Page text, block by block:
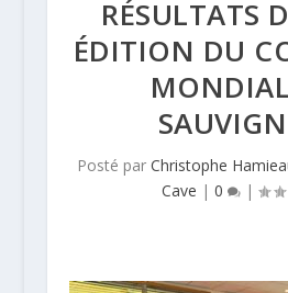
RÉSULTATS
ÉDITION DU
Posté par Christophe
Cave | 0 |